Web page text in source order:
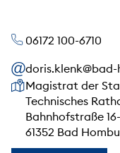
06172 100-6710
Unsere Anschrift
Magistrat der
Technisches
Bahnhofstraße
61352 Bad